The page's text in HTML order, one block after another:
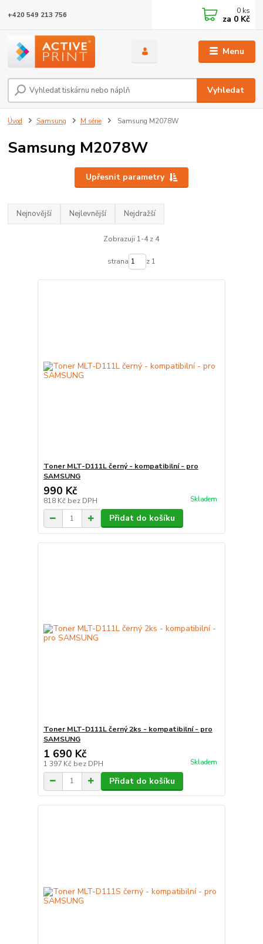
Menu
Vyhledat
+420 549 213 756 0 ks
za 0 Kč
Úvod Samsung M série Samsung M2078W
Samsung M2078W
Upřesnit parametry
Nejnovější Nejlevnější Nejdražší
Zobrazuji 1-4 z 4
strana z 1
Toner MLT-D111L černý - kompatibilní - pro
SAMSUNG
990 Kč
818 Kč bez DPH Skladem
Přidat do košíku
Toner MLT-D111L černý 2ks - kompatibilní - pro
SAMSUNG
1 690 Kč
1 397 Kč bez DPH Skladem
Přidat do košíku